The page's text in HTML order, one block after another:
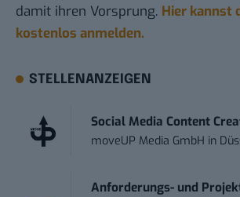
damit ihren Vorsprung. Hier kannst
kostenlos anmelden.
STELLENANZEIGEN
Social Media Content
moveUP Media GmbH in
Anforderungs- und